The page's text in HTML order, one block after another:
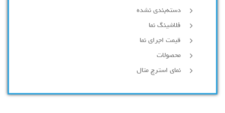
دسته‌بندی نشده
فلاشینگ نما
قیمت اجرای نما
محصولات
نمای استرچ متال